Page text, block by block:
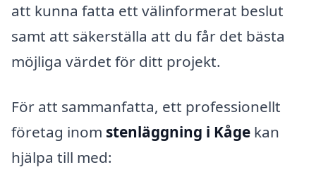
att kunna fatta ett välinformerat beslut
samt att säkerställa att du får det bästa
möjliga värdet för ditt projekt.
För att sammanfatta, ett professionellt
företag inom stenläggning i Kåge kan
hjälpa till med: